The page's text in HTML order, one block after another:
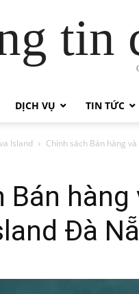
tin
DỊCH VỤ TIN TỨC
Island Chính sách Bán hàng
Bán
Đà